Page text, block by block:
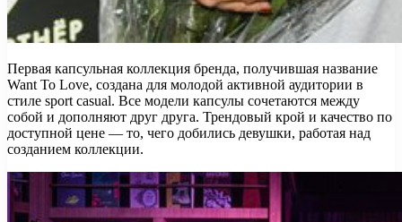
Первая капсульная коллекция бренда, получившая название
Want To Love, создана для молодой активной аудитории в
стиле sport casual. Все модели капсулы сочетаются между
собой и дополняют друг друга. Трендовый крой и качество по
доступной цене — то, чего добились девушки, работая над
созданием коллекции.